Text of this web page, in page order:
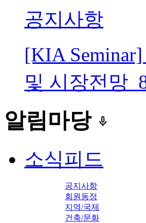
공지사항
[KIA
및 시장전망
알림마당 keyboard_voice
소식피드
공지사항
회원동정
지역/국제
건축/문화